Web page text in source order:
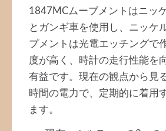
1847MCムーブメントはニッ
とガンギ車を使用し、ニッケ
プメントは光電エッチングで
度が高く、時計の走行性能を
有益です。現在の観点から見
時間の電力で、定期的に着用
ます。